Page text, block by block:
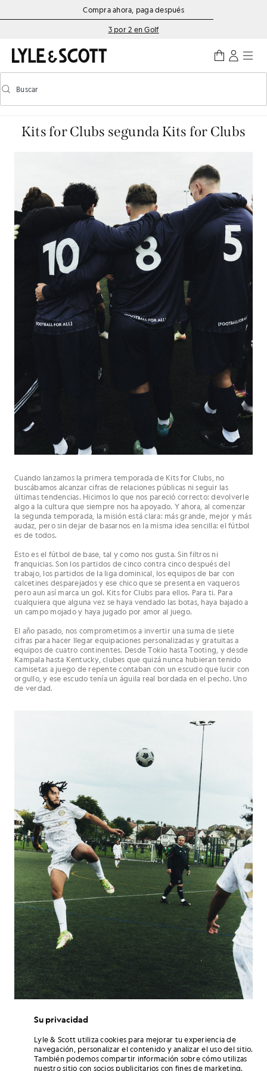
Saltar al contenido principal
Información de accesibilidadCompra ahora, paga después
3 por 2 en Golf
Activar/desactivar la búsqueda predictiva
Buscar
Kits for Clubs segunda Kits for Clubs
Cuando lanzamos la primera temporada de Kits for Clubs, no
buscábamos alcanzar cifras de relaciones públicas ni seguir las
últimas tendencias. Hicimos lo que nos pareció correcto: devolverle
algo a la cultura que siempre nos ha apoyado. Y ahora, al comenzar
la segunda temporada, la misión está clara: más grande, mejor y más
audaz, pero sin dejar de basarnos en la misma idea sencilla: el fútbol
es de todos.
Esto es el fútbol de base, tal y como nos gusta. Sin filtros ni
franquicias. Son los partidos de cinco contra cinco después del
trabajo, los partidos de la liga dominical, los equipos de bar con
calcetines desparejados y ese chico que se presenta en vaqueros
pero aun así marca un gol. Kits for Clubs para ellos. Para ti. Para
cualquiera que alguna vez se haya vendado las botas, haya bajado a
un campo mojado y haya jugado por amor al juego.
El año pasado, nos comprometimos a invertir una suma de siete
cifras para hacer llegar equipaciones personalizadas y gratuitas a
equipos de cuatro continentes. Desde Tokio hasta Tooting, y desde
Kampala hasta Kentucky, clubes que quizá nunca hubieran tenido
camisetas a juego de repente contaban con un escudo que lucir con
orgullo, y ese escudo tenía un águila real bordada en el pecho. Uno
de verdad.
«Volvemos para la temporada 24/25,
en colaboración con los profesionales
de producción de Sports Hub Group y
Su privacidad
Lyle & Scott utiliza cookies para mejorar tu experiencia de
navegación, personalizar el contenido y analizar el uso del sitio.
También podemos compartir información sobre cómo utilizas
nuestro sitio con socios publicitarios con fines de marketing.